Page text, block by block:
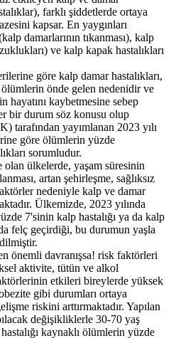
farklı şiddetlerde ortaya
kapsar. En yaygınları
damarlarının tıkanması), kalp
ve kalp kapak hastalıkları
göre kalp damar hastalıkları,
önde gelen nedenidir ve
hayatını kaybetmesine sebep
bir durum söz konusu olup
yayımlanan 2023 yılı
göre ölümlerin yüzde
sorumludur.
ülkelerde, yaşam süresinin
artan şehirleşme, sağlıksız
nedeniyle kalp ve damar
Ülkemizde, 2023 yılında
7'sinin kalp hastalığı ya da kalp
felç geçirdiği, bu durumun yaşla
önemli davranışsa! risk faktörleri
aktivite, tütün ve alkol
etkileri bireylerde yüksek
gibi durumları ortaya
riskini arttırmaktadır. Yapılan
değişikliklerle 30-70 yaş
kaynaklı ölümlerin yüzde